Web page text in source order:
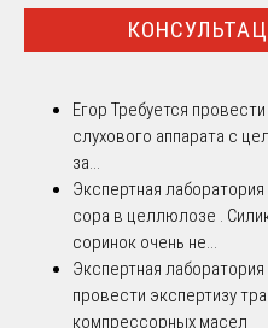
Егор Требуется
слухового аппарата с
за...
Экспертная лаборатория
сора в целлюлозе .
соринок очень не...
Экспертная лаборатория
провести экспертизу
компрессорных масел